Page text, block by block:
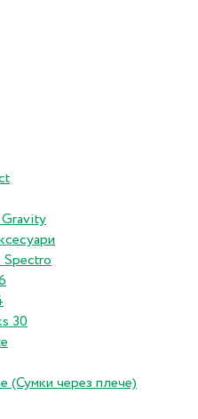
Spectro
30
(Сумки через плече)